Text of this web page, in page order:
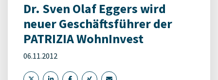
Dr. Sven Olaf Eggers wird
neuer Geschäftsführer der
PATRIZIA WohnInvest
06.11.2012